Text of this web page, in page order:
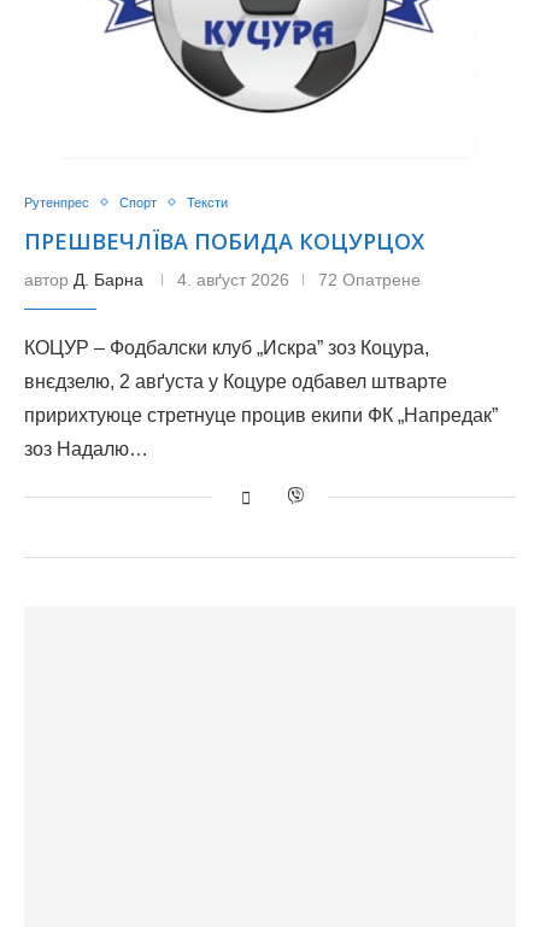
Рутенпрес Спорт Тексти
ПРЕШВЕЧЛЇВА ПОБИДА КОЦУРЦОХ
автор Д. Барна 4. авґуст 2026 72 Опатрене
КОЦУР – Фодбалски клуб „Искра” зоз Коцура,
внєдзелю, 2 авґуста у Коцуре одбавел штварте
пририхтуюце стретнуце процив екипи ФК „Напредак”
зоз Надалю…